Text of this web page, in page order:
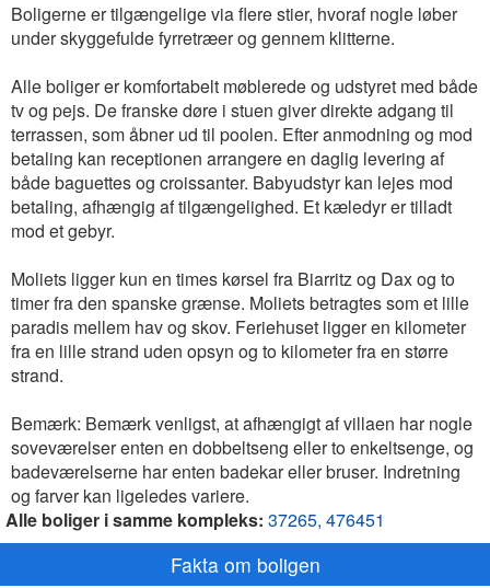
Boligerne er tilgængelige via flere stier, hvoraf nogle løber
under skyggefulde fyrretræer og gennem klitterne.
Alle boliger er komfortabelt møblerede og udstyret med både
tv og pejs. De franske døre i stuen giver direkte adgang til
terrassen, som åbner ud til poolen. Efter anmodning og mod
betaling kan receptionen arrangere en daglig levering af
både baguettes og croissanter. Babyudstyr kan lejes mod
betaling, afhængig af tilgængelighed. Et kæledyr er tilladt
mod et gebyr.
Moliets ligger kun en times kørsel fra Biarritz og Dax og to
timer fra den spanske grænse. Moliets betragtes som et lille
paradis mellem hav og skov. Feriehuset ligger en kilometer
fra en lille strand uden opsyn og to kilometer fra en større
strand.
Bemærk: Bemærk venligst, at afhængigt af villaen har nogle
soveværelser enten en dobbeltseng eller to enkeltsenge, og
badeværelserne har enten badekar eller bruser. Indretning
og farver kan ligeledes variere.
Alle boliger i samme kompleks: 37265, 476451
Fakta om boligen